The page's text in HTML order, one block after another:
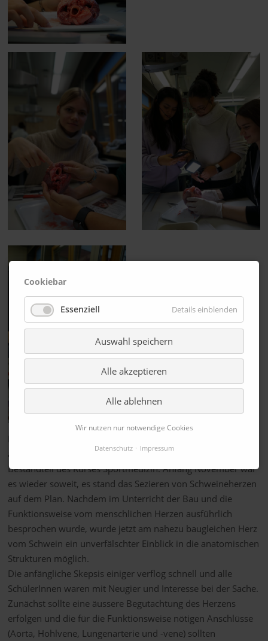
anatomischer und physiologischer Strukturen ist fester
Bestandteil des Kurses Sportmedizin. Anfang November war
es wieder soweit, es stand das Sezieren von Schweineherzen
auf dem Plan. Nachdem im Unterricht der Bau und die
Funktionsweise vom menschlichen Herzen ausführlich
besprochen wurde, wurde jetzt am nahezu baugleichen Herz
vom Schwein ein unverfälschter Einblick in die anatomischen
Strukturen möglich.
Die anfängliche Skepsis einiger verflog schnell und alle
SchülerInnen waren mit Neugier und Interesse bei der Sache.
Zunächst sollte eine äussere Begutachtung des Herzens
erfolgen und die für die Funktionsweise nötigen Anschlüsse
(Aorta, Hohlvene, Lungenarterie und -vene) sollten
Cookiebar
Essenziell Details einblenden
Auswahl speichern
Alle akzeptieren
Alle ablehnen
Wir nutzen nur notwendige Cookies
Datenschutz Impressum